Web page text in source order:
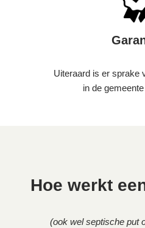
Uiteraard is er sprake
in de
Hoe werkt
(ook wel septische put